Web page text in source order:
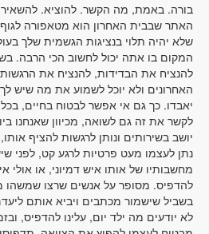
בורה. באמת, מה הקשר. להוציא.
האתר שבבית האחרון הוא מטאפורה
שלא יהיה תלוי בנציגות הגשמית שלך
המקום בו אתה יכול לחשוב הכי הרבה.
להנציח את הבדידות, להנציח את
האחרונים ולא יוכל לשמוע את מה שיש
יאבדו. כך גם אי אפשר לבטוח בחיים,
לקשר את זה גם לשואה, מכיוון שאנחנו
יושב בשירותים ונותן לרגשות להציף
נתן לעצמו מעט פרטיות לרגע קט, לפני
מחשבותיו של אותו איש דמיוני, או אולי
להדפיס. מסופר על אנשים שרצו שמשהו
בשביל שישמור מכתבים ויביא אותם
לא יודעים מה ילד יום, עלינו להדפיס,